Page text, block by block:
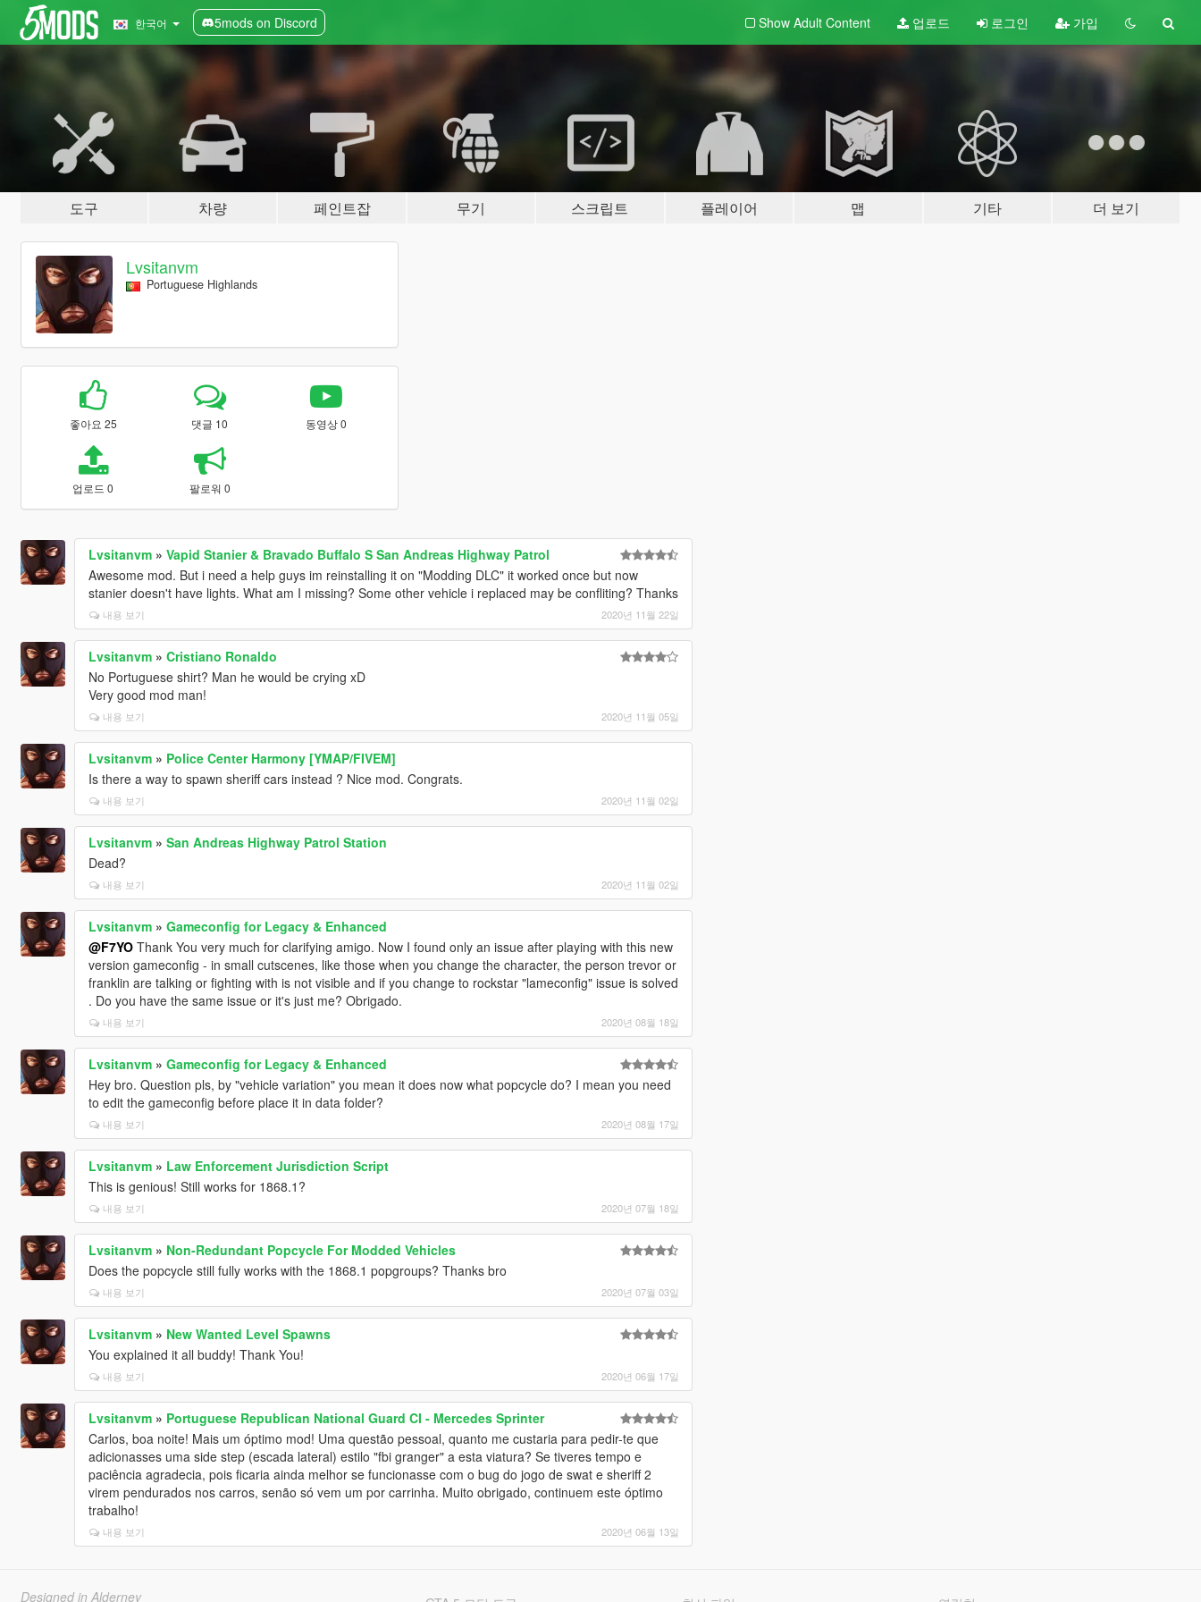
한국어 5mods on Discord Show Adult Content 업로드 로그인 가입
도구 차량 페인트잡 무기 스크립트 플레이어 맵 기타 더 보기
Lvsitanvm
Portuguese Highlands
좋아요 25 댓글 10 동영상 0
업로드 0 팔로워 0
Lvsitanvm» Vapid Stanier & Bravado Buffalo S San Andreas Highway Patrol
Awesome mod. But i need a help guys im reinstalling it on "Modding DLC" it worked once but now
stanier doesn't have lights. What am I missing? Some other vehicle i replaced may be confliting? Thanks
내용 보기 2020년 11월 22일
Lvsitanvm» Cristiano Ronaldo
No Portuguese shirt? Man he would be crying xD
Very good mod man!
내용 보기 2020년 11월 05일
Lvsitanvm» Police Center Harmony [YMAP/FIVEM]
Is there a way to spawn sheriff cars instead ? Nice mod. Congrats.
내용 보기 2020년 11월 02일
Lvsitanvm» San Andreas Highway Patrol Station
Dead?
내용 보기 2020년 11월 02일
Lvsitanvm» Gameconfig for Legacy & Enhanced
@F7YOThank You very much for clarifying amigo. Now I found only an issue after playing with this new
version gameconfig - in small cutscenes, like those when you change the character, the person trevor or
franklin are talking or fighting with is not visible and if you change to rockstar "lameconfig" issue is solved
. Do you have the same issue or it's just me? Obrigado.
내용 보기 2020년 08월 18일
Lvsitanvm» Gameconfig for Legacy & Enhanced
Hey bro. Question pls, by "vehicle variation" you mean it does now what popcycle do? I mean you need
to edit the gameconfig before place it in data folder?
내용 보기 2020년 08월 17일
Lvsitanvm» Law Enforcement Jurisdiction Script
This is genious! Still works for 1868.1?
내용 보기 2020년 07월 18일
Lvsitanvm» Non-Redundant Popcycle For Modded Vehicles
Does the popcycle still fully works with the 1868.1 popgroups? Thanks bro
내용 보기 2020년 07월 03일
Lvsitanvm» New Wanted Level Spawns
You explained it all buddy! Thank You!
내용 보기 2020년 06월 17일
Lvsitanvm» Portuguese Republican National Guard CI - Mercedes Sprinter
Carlos, boa noite! Mais um óptimo mod! Uma questão pessoal, quanto me custaria para pedir-te que
adicionasses uma side step (escada lateral) estilo "fbi granger" a esta viatura? Se tiveres tempo e
paciência agradecia, pois ficaria ainda melhor se funcionasse com o bug do jogo de swat e sheriff 2
virem pendurados nos carros, senão só vem um por carrinha. Muito obrigado, continuem este óptimo
trabalho!
내용 보기 2020년 06월 13일
Designed in Alderney